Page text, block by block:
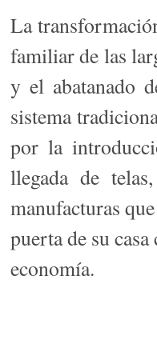
La
familiar de las
y el abatanado
sistema
por la
llegada de
manufacturas
puerta de su
economía.